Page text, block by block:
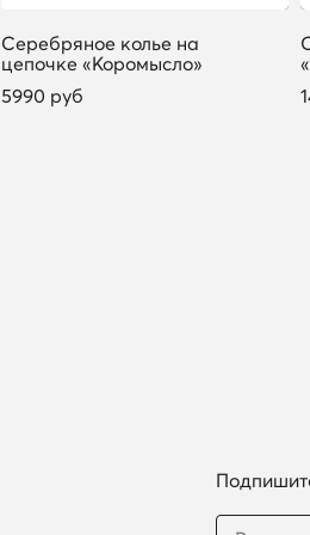
Серебряное колье на
цепочке «Коромысло»
5990 руб